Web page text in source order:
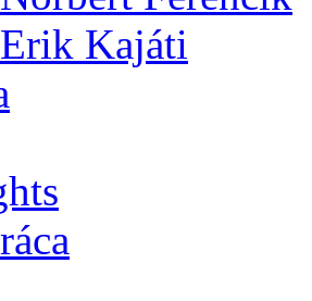
Kajáti